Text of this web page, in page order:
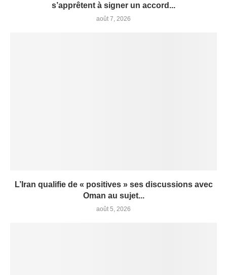
s’apprêtent à signer un accord...
août 7, 2026
L’Iran qualifie de « positives » ses discussions avec
Oman au sujet...
août 5, 2026